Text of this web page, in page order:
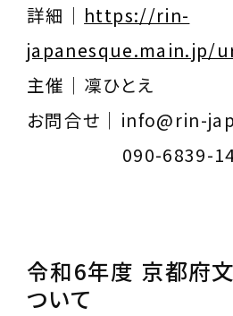
詳細｜ https://rin-
japanesque.main.jp/
主催｜凜ひとえ
お問合せ｜info@rin-
090-6839-1490
令和6年度 京都府
ついて